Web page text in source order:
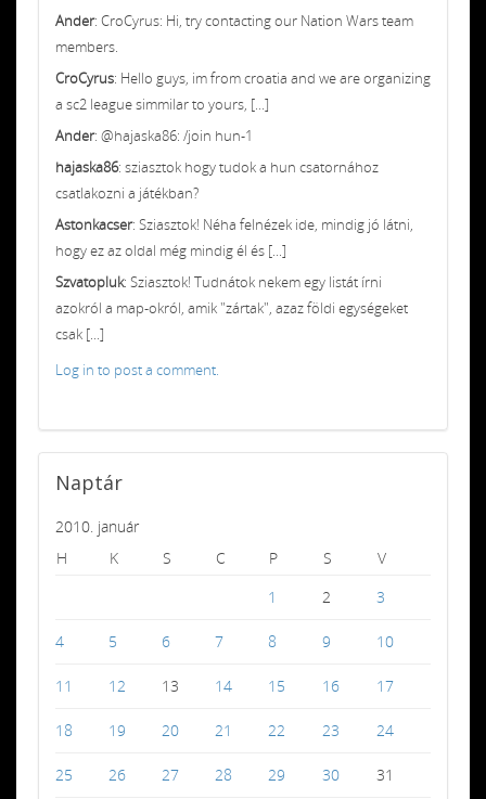
Ander: CroCyrus: Hi, try contacting our Nation Wars team
members.
CroCyrus: Hello guys, im from croatia and we are organizing
a sc2 league simmilar to yours, [...]
Ander: @hajaska86: /join hun-1
hajaska86: sziasztok hogy tudok a hun csatornához
csatlakozni a játékban?
Astonkacser: Sziasztok! Néha felnézek ide, mindig jó látni,
hogy ez az oldal még mindig él és [...]
Szvatopluk: Sziasztok! Tudnátok nekem egy listát írni
azokról a map-okról, amik "zártak", azaz földi egységeket
csak [...]
Log in to post a comment.
Naptár
2010. január
H
K S C P S
V
1
2 3
4 5 6 7 8 9 10
11 12 13 14 15 16 17
18 19 20 21 22 23 24
25 26 27 28 29 30 31